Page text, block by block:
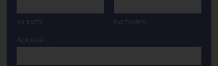
Vorname Nachname
Adresse *